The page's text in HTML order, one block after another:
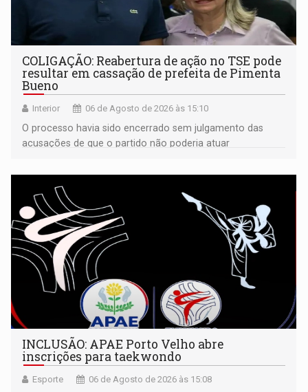
COLIGAÇÃO: Reabertura de ação no TSE pode
resultar em cassação de prefeita de Pimenta
Bueno
Interior 06 de Agosto de 2026 às 15:10
O processo havia sido encerrado sem julgamento das
acusações de que o partido não poderia atuar
INCLUSÃO: APAE Porto Velho abre
inscrições para taekwondo
Esporte 06 de Agosto de 2026 às 15:08